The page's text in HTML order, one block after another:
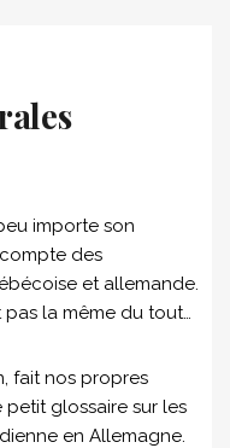
importe son
des
et allemande.
pas la même du tout…
fait nos propres
glossaire sur les
en Allemagne.